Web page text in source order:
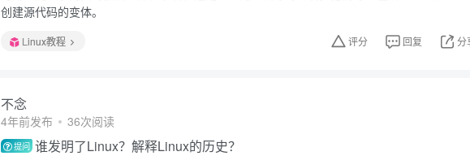
创建源代码的变体。
Linux教程 评分 回复 分
不念
4年前发布 36次阅读
提问 谁发明了Linux？解释Linux的历史？